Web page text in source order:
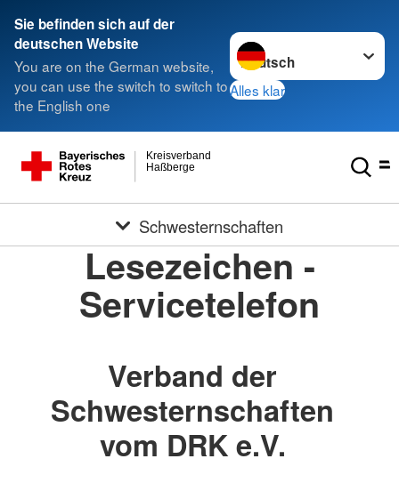
Sie befinden sich auf der
deutschen Website
You are on the German website,
you can use the switch to switch to
the English one
Sprache wechseln zu
Alles klar
Haßberge
Kreisverband
Schwesternschaften
Lesezeichen -
Servicetelefon
Verband der
Schwesternschaften
vom DRK e.V.